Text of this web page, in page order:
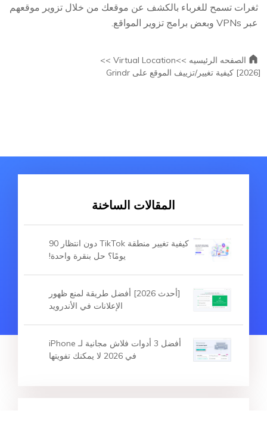
ثغرات تسمح للغرباء بالكشف عن موقعك من خلال تزوير موقعهم
عبر VPNs وبعض برامج تزوير المواقع.
الصفحه الرئيسيه >>Virtual Location >>
[2026] كيفية تغيير/تزييف الموقع على Grindr
المقالات الساخنة
كيفية تغيير منطقة TikTok دون انتظار 90
يومًا؟ حل بنقرة واحدة!
[أحدث 2026] أفضل طريقة لمنع ظهور
الإعلانات في الأندرويد
أفضل 3 أدوات فلاش مجانية لـ iPhone
في 2026 لا يمكنك تفويتها